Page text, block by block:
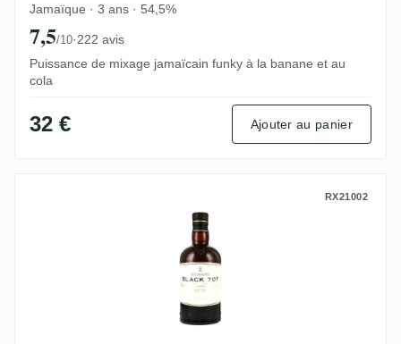
Jamaïque · 3 ans · 54,5%
7,5/10·222 avis
Puissance de mixage jamaïcain funky à la banane et au
cola
32 € Ajouter au panier
Elixir Distillers of London Black Tot Rum
RX21002